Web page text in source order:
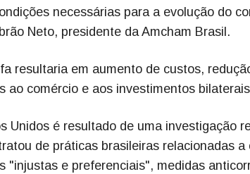
necessárias para a evolução do
Neto, presidente da Amcham Brasil.
resultaria em aumento de custos,
ao comércio e aos investimentos
Unidos é resultado de uma investigação
de práticas brasileiras relacionadas a
"injustas e preferenciais", medidas